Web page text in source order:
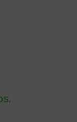
.